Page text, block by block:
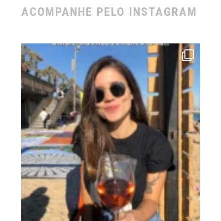
ACOMPANHE PELO INSTAGRAM